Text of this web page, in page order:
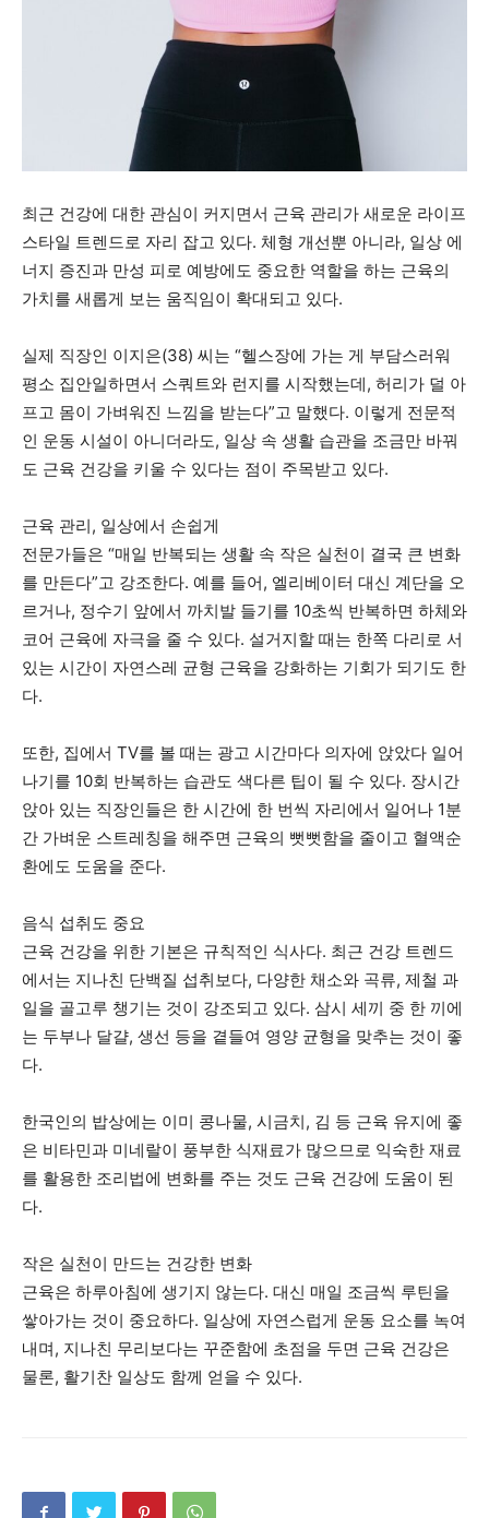
최근 건강에 대한 관심이 커지면서 근육 관리가 새로운 라이프
스타일 트렌드로 자리 잡고 있다. 체형 개선뿐 아니라, 일상 에
너지 증진과 만성 피로 예방에도 중요한 역할을 하는 근육의
가치를 새롭게 보는 움직임이 확대되고 있다.
실제 직장인 이지은(38) 씨는 “헬스장에 가는 게 부담스러워
평소 집안일하면서 스쿼트와 런지를 시작했는데, 허리가 덜 아
프고 몸이 가벼워진 느낌을 받는다”고 말했다. 이렇게 전문적
인 운동 시설이 아니더라도, 일상 속 생활 습관을 조금만 바꿔
도 근육 건강을 키울 수 있다는 점이 주목받고 있다.
근육 관리, 일상에서 손쉽게
전문가들은 “매일 반복되는 생활 속 작은 실천이 결국 큰 변화
를 만든다”고 강조한다. 예를 들어, 엘리베이터 대신 계단을 오
르거나, 정수기 앞에서 까치발 들기를 10초씩 반복하면 하체와
코어 근육에 자극을 줄 수 있다. 설거지할 때는 한쪽 다리로 서
있는 시간이 자연스레 균형 근육을 강화하는 기회가 되기도 한
다.
또한, 집에서 TV를 볼 때는 광고 시간마다 의자에 앉았다 일어
나기를 10회 반복하는 습관도 색다른 팁이 될 수 있다. 장시간
앉아 있는 직장인들은 한 시간에 한 번씩 자리에서 일어나 1분
간 가벼운 스트레칭을 해주면 근육의 뻣뻣함을 줄이고 혈액순
환에도 도움을 준다.
음식 섭취도 중요
근육 건강을 위한 기본은 규칙적인 식사다. 최근 건강 트렌드
에서는 지나친 단백질 섭취보다, 다양한 채소와 곡류, 제철 과
일을 골고루 챙기는 것이 강조되고 있다. 삼시 세끼 중 한 끼에
는 두부나 달걀, 생선 등을 곁들여 영양 균형을 맞추는 것이 좋
다.
한국인의 밥상에는 이미 콩나물, 시금치, 김 등 근육 유지에 좋
은 비타민과 미네랄이 풍부한 식재료가 많으므로 익숙한 재료
를 활용한 조리법에 변화를 주는 것도 근육 건강에 도움이 된
다.
작은 실천이 만드는 건강한 변화
근육은 하루아침에 생기지 않는다. 대신 매일 조금씩 루틴을
쌓아가는 것이 중요하다. 일상에 자연스럽게 운동 요소를 녹여
내며, 지나친 무리보다는 꾸준함에 초점을 두면 근육 건강은
물론, 활기찬 일상도 함께 얻을 수 있다.